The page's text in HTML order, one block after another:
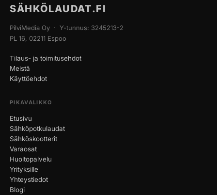
SÄHKÖLAUDAT.FI
PilviMedia Oy · Y-tunnus: 3245213-2
PL 16, 02211 Espoo
Tilaus- ja toimitusehdot
Meistä
Käyttöehdot
PIKAVALIKKO
Etusivu
Sähköpotkulaudat
Sähköskootterit
Varaosat
Huoltopalvelu
Yrityksille
Yhteystiedot
Blogi